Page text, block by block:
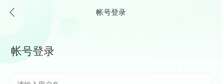
帐号登录
帐号登录